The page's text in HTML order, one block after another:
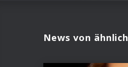
News von